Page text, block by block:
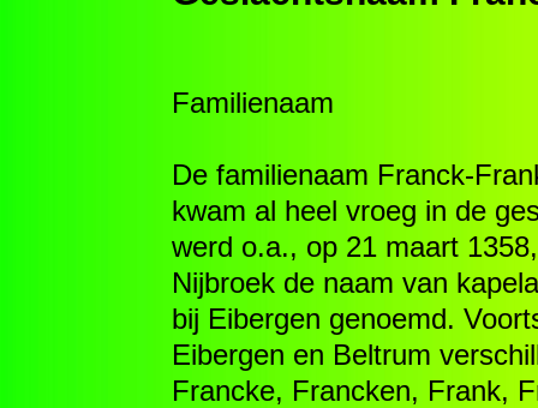
Familienaam
De familienaam Franck-
kwam al heel vroeg in de
werd o.a., op 21 maart
Nijbroek de naam van
bij Eibergen genoemd.
Eibergen en Beltrum
Francke, Francken, Frank,